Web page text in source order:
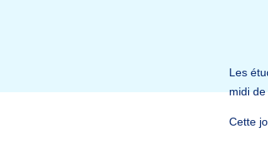
Les
midi
Cette